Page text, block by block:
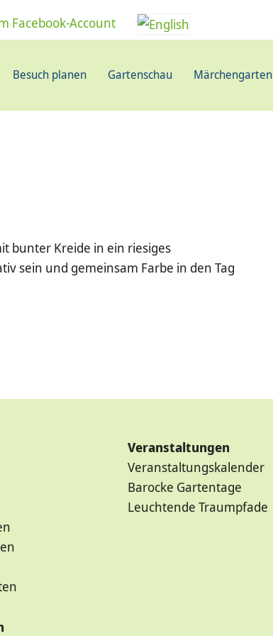
Besuch planen Gartenschau Märchengarten
bunter Kreide in ein riesiges
sein und gemeinsam Farbe in den Tag
Veranstaltungen
Veranstaltungskalender
Barocke Gartentage
Leuchtende Traumpfade